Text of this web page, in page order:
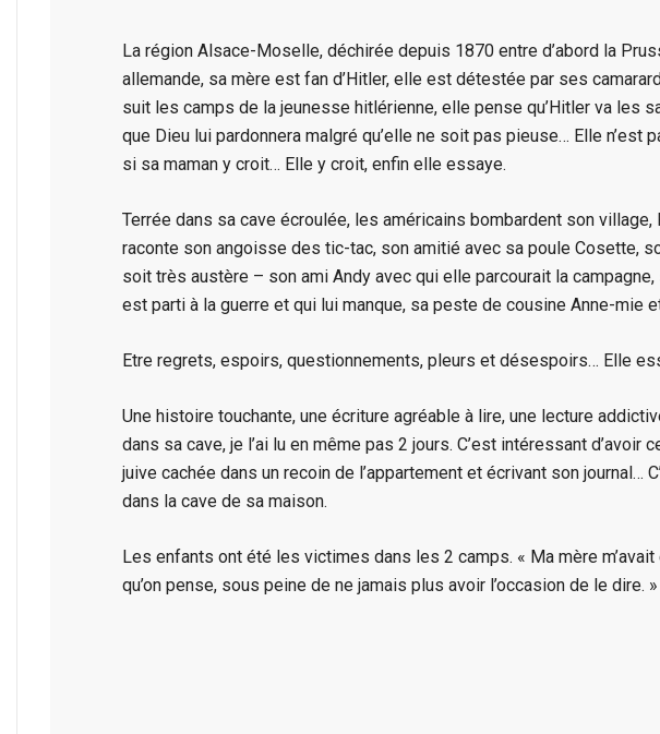
La région Alsace-Moselle, déchirée depuis 1870 entre d’abord la
allemande, sa mère est fan d’Hitler, elle est détestée par ses
suit les camps de la jeunesse hitlérienne, elle pense qu’Hitler va les
que Dieu lui pardonnera malgré qu’elle ne soit pas pieuse… Elle n’est
si sa maman y croit… Elle y croit, enfin elle essaye.
Terrée dans sa cave écroulée, les américains bombardent son
raconte son angoisse des tic-tac, son amitié avec sa poule Cosette,
soit très austère – son ami Andy avec qui elle parcourait la
est parti à la guerre et qui lui manque, sa peste de cousine Anne-mie
Etre regrets, espoirs, questionnements, pleurs et désespoirs… Elle
Une histoire touchante, une écriture agréable à lire, une lecture
dans sa cave, je l’ai lu en même pas 2 jours. C’est intéressant d’avoir
juive cachée dans un recoin de l’appartement et écrivant son journal…
dans la cave de sa maison.
Les enfants ont été les victimes dans les 2 camps. « Ma mère
qu’on pense, sous peine de ne jamais plus avoir l’occasion de le dire.